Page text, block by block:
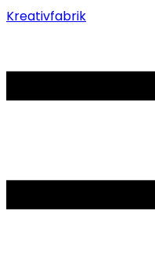
Kreativfabrik